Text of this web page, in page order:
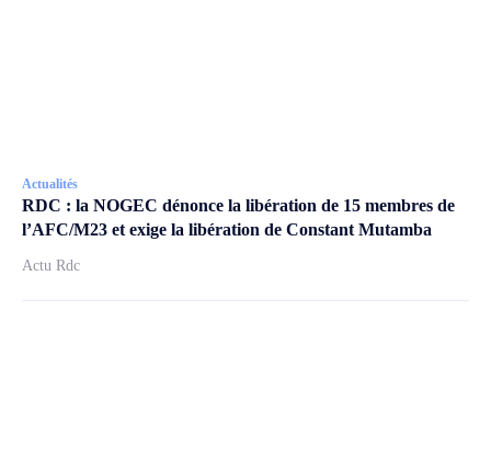
Actualités
RDC : la NOGEC dénonce la libération de 15 membres de
l’AFC/M23 et exige la libération de Constant Mutamba
Actu Rdc